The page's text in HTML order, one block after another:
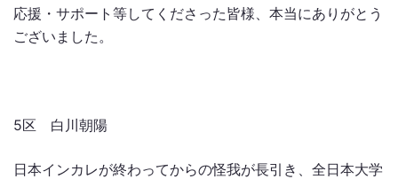
応援・サポート等してくださった皆様、本当にありがとう
ございました。
5区 白川朝陽
日本インカレが終わってからの怪我が長引き、全日本大学